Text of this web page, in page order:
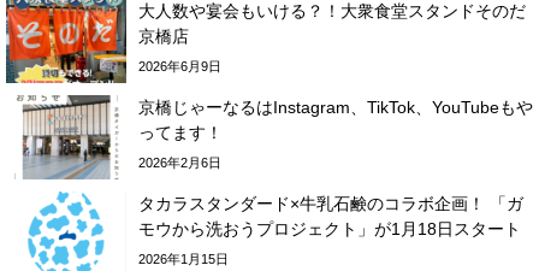
大人数や宴会もいける？！大衆食堂スタンドそのだ
京橋店
2026年6月9日
京橋じゃーなるはInstagram、TikTok、YouTubeもや
ってます！
2026年2月6日
タカラスタンダード×牛乳石鹸のコラボ企画！ 「ガ
モウから洗おうプロジェクト」が1月18日スタート
2026年1月15日